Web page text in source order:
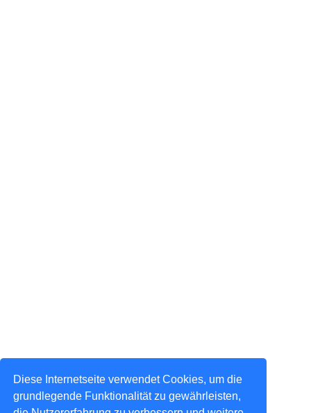
Diese Internetseite verwendet Cookies, um die
grundlegende Funktionalität zu gewährleisten,